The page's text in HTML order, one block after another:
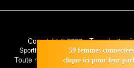
Copyright © 2020 - Tous droits
Sportifs.xyz - Rencontres entre
Toute reproduction même partielle
59 femmes connectées
clique ici pour leur